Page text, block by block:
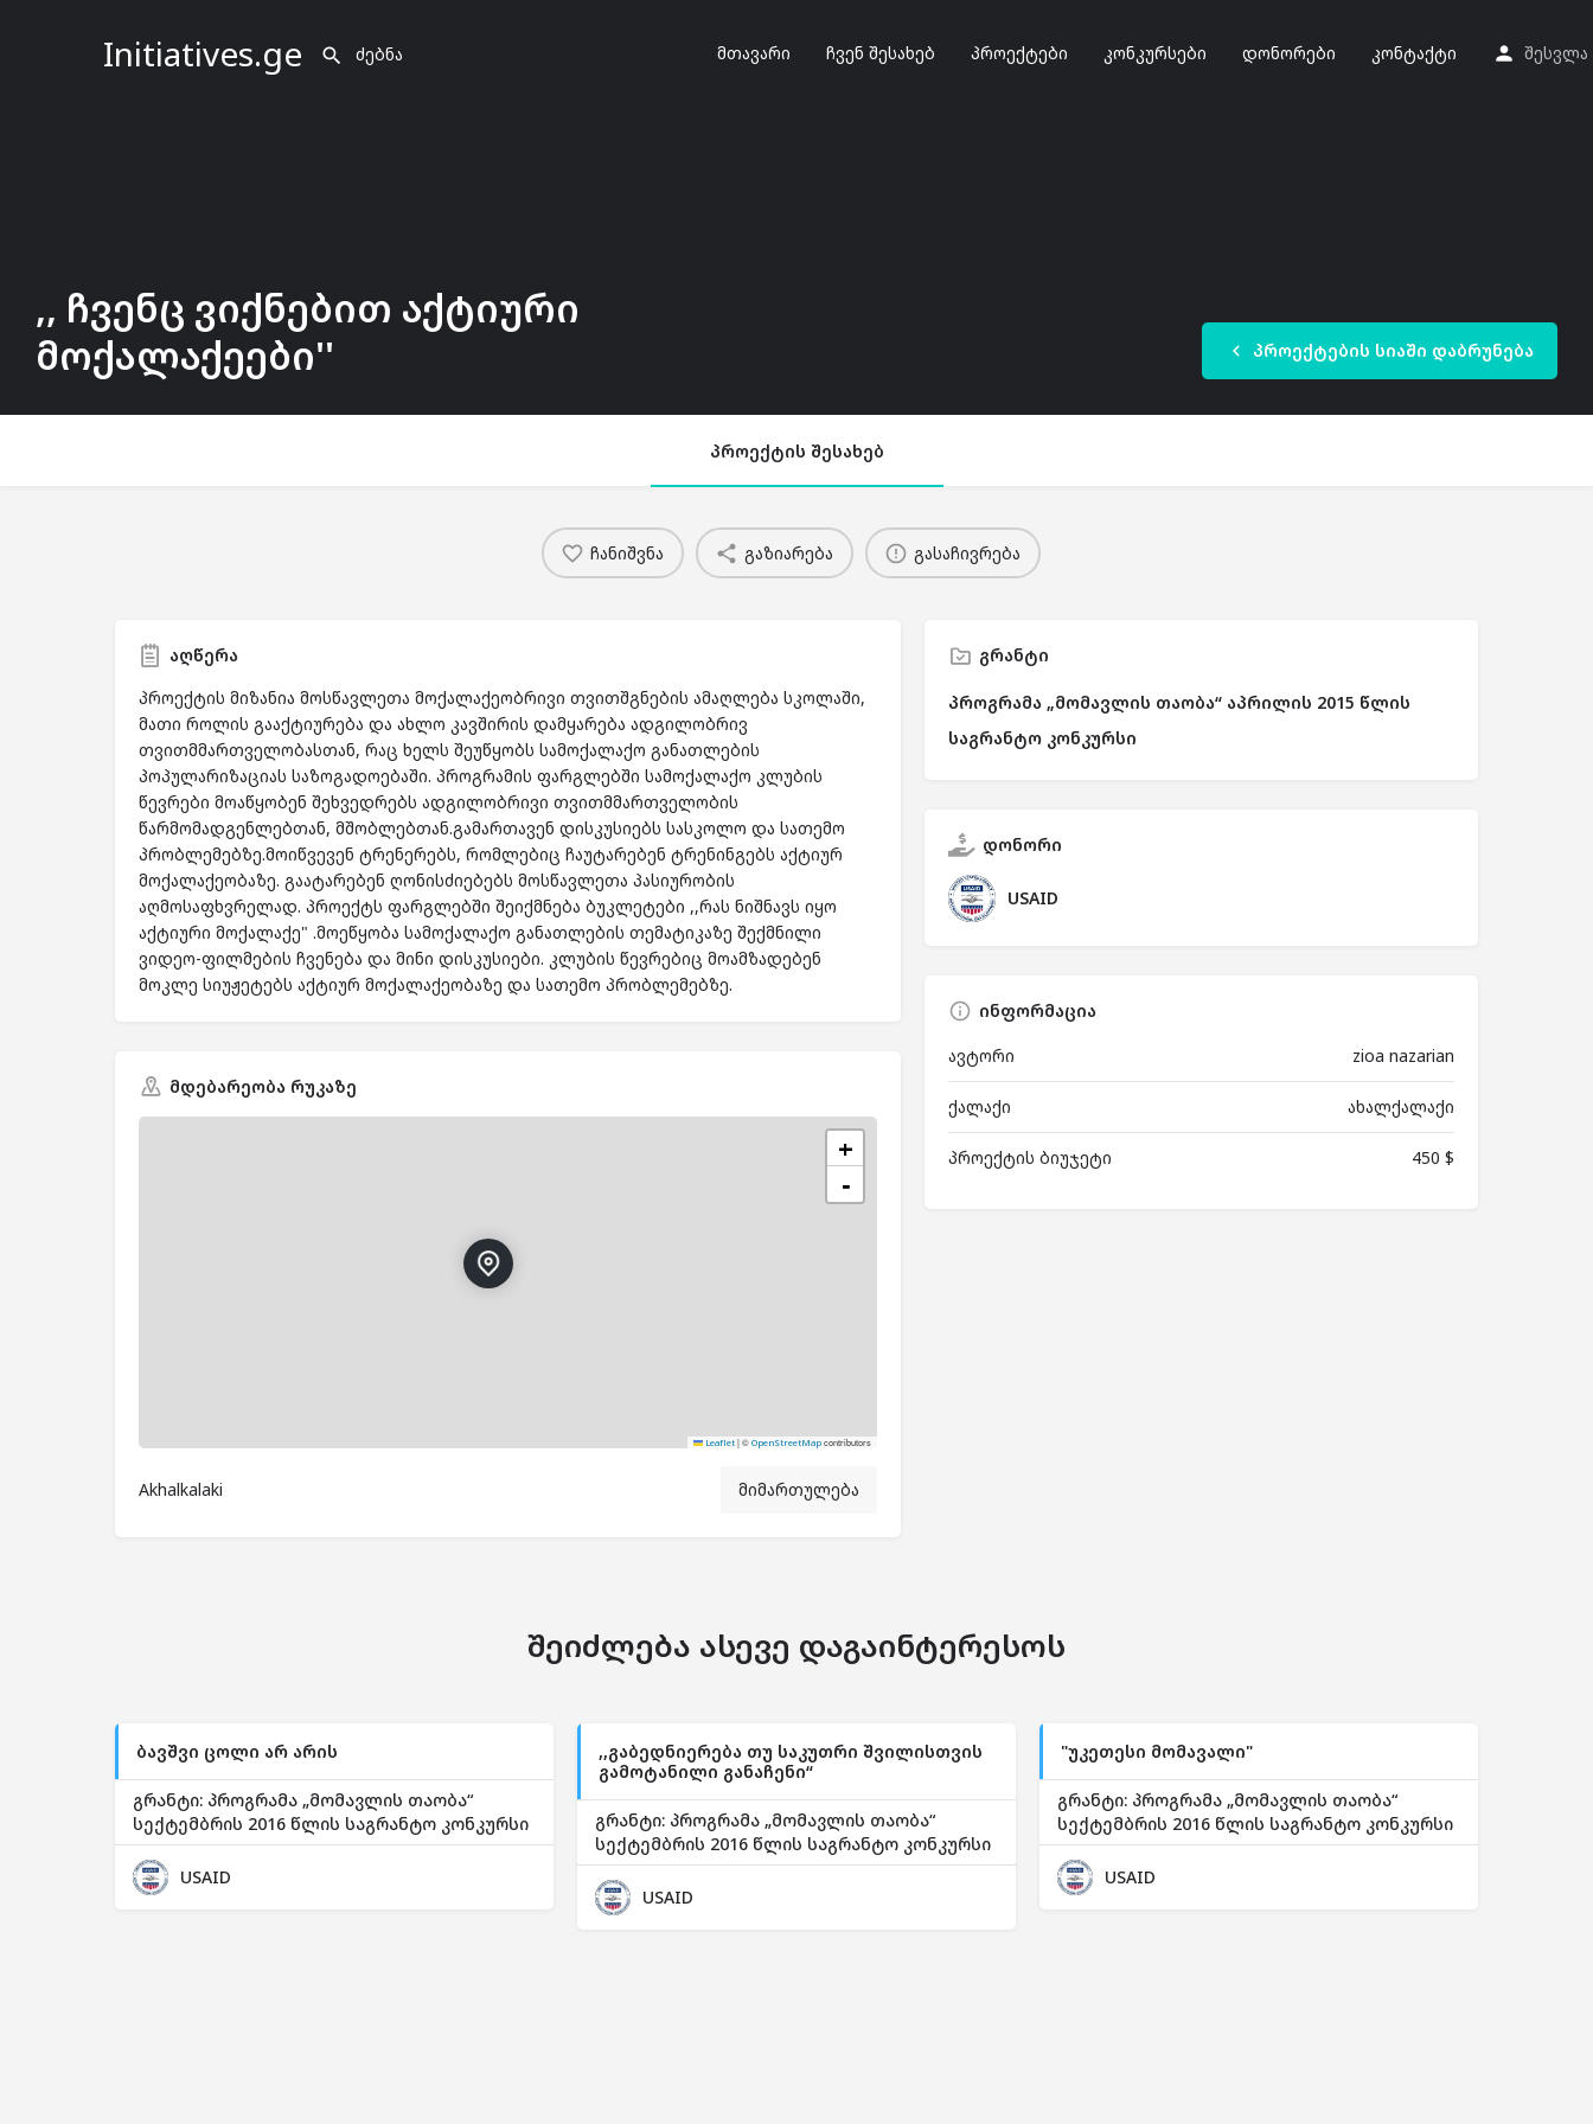
Initiatives.ge მთავარი ჩვენ შესახებ პროექტები კონკურსები დონორები კონტაქტი შესვლა
,, ჩვენც ვიქნებით აქტიური
მოქალაქეები''
პროექტების სიაში დაბრუნება
პროექტის შესახებ
ჩანიშვნა გაზიარება გასაჩივრება
აღწერა
პროექტის მიზანია მოსწავლეთა მოქალაქეობრივი თვითშგნების ამაღლება სკოლაში,
მათი როლის გააქტიურება და ახლო კავშირის დამყარება ადგილობრივ
თვითმმართველობასთან, რაც ხელს შეუწყობს სამოქალაქო განათლების
პოპულარიზაციას საზოგადოებაში. პროგრამის ფარგლებში სამოქალაქო კლუბის
წევრები მოაწყობენ შეხვედრებს ადგილობრივი თვითმმართველობის
წარმომადგენლებთან, მშობლებთან.გამართავენ დისკუსიებს სასკოლო და სათემო
პრობლემებზე.მოიწვევენ ტრენერებს, რომლებიც ჩაუტარებენ ტრენინგებს აქტიურ
მოქალაქეობაზე. გაატარებენ ღონისძიებებს მოსწავლეთა პასიურობის
აღმოსაფხვრელად. პროექტს ფარგლებში შეიქმნება ბუკლეტები ,,რას ნიშნავს იყო
აქტიური მოქალაქე" .მოეწყობა სამოქალაქო განათლების თემატიკაზე შექმნილი
ვიდეო-ფილმების ჩვენება და მინი დისკუსიები. კლუბის წევრებიც მოამზადებენ
მოკლე სიუჟეტებს აქტიურ მოქალაქეობაზე და სათემო პრობლემებზე.
მდებარეობა რუკაზე
+
−
Leaflet |© OpenStreetMapcontributors
Akhalkalaki მიმართულება
გრანტი
პროგრამა „მომავლის თაობა“ აპრილის 2015 წლის
საგრანტო კონკურსი
დონორი
USAID
ინფორმაცია
ავტორი
zioa nazarian
ქალაქი ახალქალაქი
პროექტის ბიუჯეტი 450 $
შეიძლება ასევე დაგაინტერესოს
ბავშვი ცოლი არ არის
გრანტი: პროგრამა „მომავლის თაობა“
სექტემბრის 2016 წლის საგრანტო კონკურსი
USAID
,,გაბედნიერება თუ საკუთრი შვილისთვის
გამოტანილი განაჩენი“
გრანტი: პროგრამა „მომავლის თაობა“
სექტემბრის 2016 წლის საგრანტო კონკურსი
USAID
"უკეთესი მომავალი"
გრანტი: პროგრამა „მომავლის თაობა“
სექტემბრის 2016 წლის საგრანტო კონკურსი
USAID